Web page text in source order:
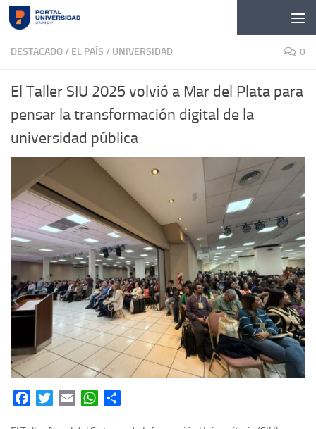
Skip to content
DESTACADO/ EL PAÍS / UNIVERSIDAD 0
El Taller SIU 2025 volvió a Mar del Plata para
pensar la transformación digital de la
universidad pública
FacebookTwitterEmail WhatsApp